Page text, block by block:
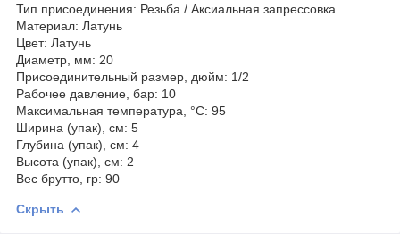
Тип присоединения: Резьба / Аксиальная запрессовка
Материал: Латунь
Цвет: Латунь
Диаметр, мм: 20
Присоединительный размер, дюйм: 1/2
Рабочее давление, бар: 10
Максимальная температура, °С: 95
Ширина (упак), см: 5
Глубина (упак), см: 4
Высота (упак), см: 2
Вес брутто, гр: 90
Скрыть